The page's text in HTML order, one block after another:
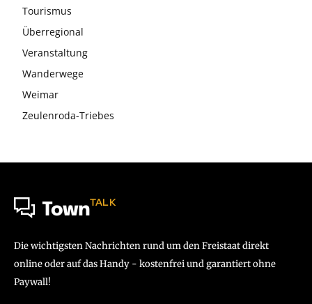
Tourismus
Überregional
Veranstaltung
Wanderwege
Weimar
Zeulenroda-Triebes
TownTALK
Die wichtigsten Nachrichten rund um den Freistaat direkt
online oder auf das Handy - kostenfrei und garantiert ohne
Paywall!